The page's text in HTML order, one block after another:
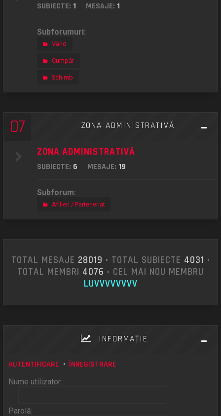
SUBIECTE: 1 MESAJE: 1
Subforumuri:
Vând
Cumpăr
Schimb
07 ZONA ADMINISTRATIVĂ
ZONA ADMINISTRATIVĂ
SUBIECTE: 6 MESAJE: 19
Subforum:
Afilieri / Parteneriat
TOTAL MESAJE 28019 • TOTAL SUBIECTE 4031 •
TOTAL MEMBRI 4076 • CEL MAI NOU MEMBRU
LUVVVVVVVV
INFORMAŢIE
AUTENTIFICARE •ÎNREGISTRARE
Nume utilizator:
Parolă: